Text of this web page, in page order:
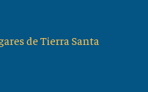
de Tierra Santa